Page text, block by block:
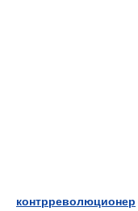
контрреволюционер